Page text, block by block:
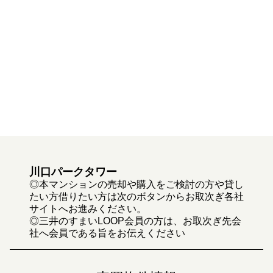
川口パークタワー
◎本マンションの売却や購入をご検討の方や貸し
たい方借りたい方は次のボタンからお取次ぎ各社
サイトへお進みください。
◎三井のすまいLOOP会員の方は、お取次ぎ先会
社へ会員である旨をお伝えください